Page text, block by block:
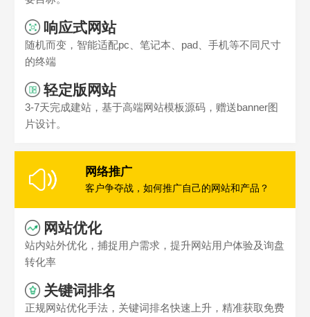
响应式网站
随机而变，智能适配pc、笔记本、pad、手机等不同尺寸
的终端
轻定版网站
3-7天完成建站，基于高端网站模板源码，赠送banner图
片设计。
网络推广
客户争夺战，如何推广自己的网站和产品？
网站优化
站内站外优化，捕捉用户需求，提升网站用户体验及询盘
转化率
关键词排名
正规网站优化手法，关键词排名快速上升，精准获取免费